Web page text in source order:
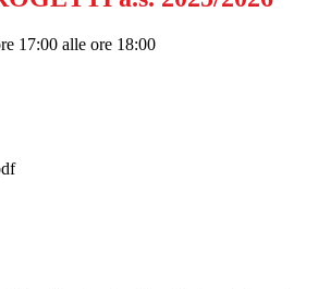
17:00 alle ore 18:00